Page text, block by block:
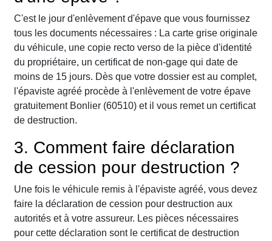
C'est le jour d'enlèvement d'épave que vous fournissez
tous les documents nécessaires : La carte grise originale
du véhicule, une copie recto verso de la pièce d'identité
du propriétaire, un certificat de non-gage qui date de
moins de 15 jours. Dès que votre dossier est au complet,
l'épaviste agréé procède à l'enlèvement de votre épave
gratuitement Bonlier (60510) et il vous remet un certificat
de destruction.
3. Comment faire déclaration
de cession pour destruction ?
Une fois le véhicule remis à l'épaviste agréé, vous devez
faire la déclaration de cession pour destruction aux
autorités et à votre assureur. Les pièces nécessaires
pour cette déclaration sont le certificat de destruction